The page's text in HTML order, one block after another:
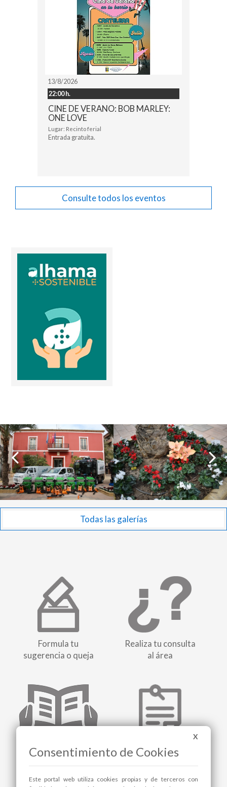
13/8/2026
22:00 h.
CINE DE VERANO: BOB MARLEY:
ONE LOVE
Lugar: Recinto ferial
Entrada gratuita.
Consulte todos los eventos
Todas las galerías
Formula tu
sugerencia o queja
Realiza tu consulta
al área
Suscríbete al
boletín de noticias
Tablón de anuncios
X
Consentimiento de Cookies
Este portal web utiliza cookies propias y de terceros con